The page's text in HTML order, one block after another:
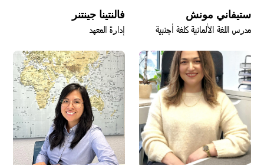
ستيفاني مونش
مدرس اللغة الألمانية كلغة أجنبية
فالنتينا جينتنر
إدارة المعهد